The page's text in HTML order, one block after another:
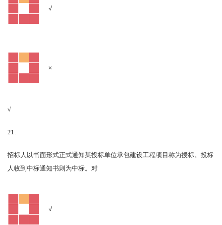
√
×
√
21.
招标人以书面形式正式通知某投标单位承包建设工程项目称为授标。投标
人收到中标通知书则为中标。 对
√